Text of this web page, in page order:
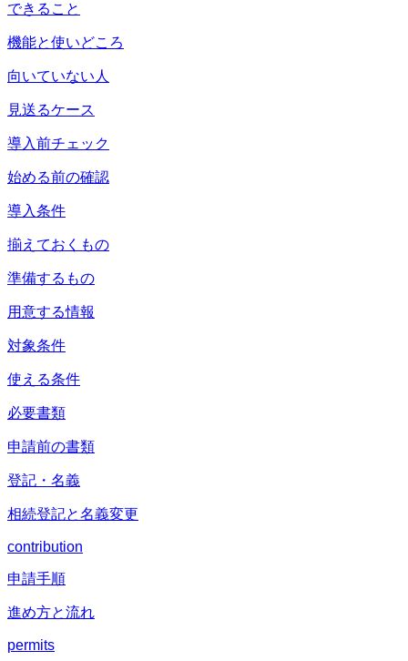
できること
機能と使いどころ
向いていない人
見送るケース
導入前チェック
始める前の確認
導入条件
揃えておくもの
準備するもの
用意する情報
対象条件
使える条件
必要書類
申請前の書類
登記・名義
相続登記と名義変更
contribution
申請手順
進め方と流れ
permits